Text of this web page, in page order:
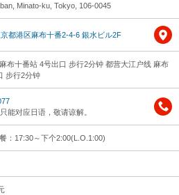
Minato-ku, Tokyo, 106-0045
都港区麻布十番2-4-6 銀水ビル2F
布十番站 4号出口 步行2分钟 都营大江户线 麻布
步行2分钟
能对应日语，敬请谅解。
：17:30～下个2:00(L.O.1:00)